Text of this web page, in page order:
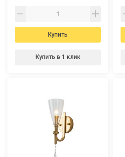
Купить
Купить в 1 клик